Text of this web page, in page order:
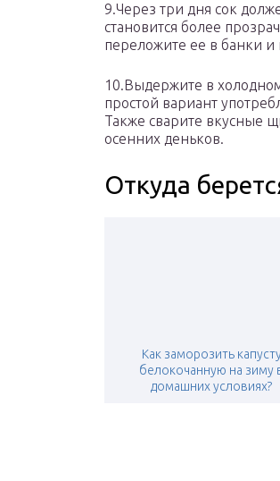
9.Через три дня сок
становится более
переложите ее в банки
10.Выдержите в
простой вариант
Также сварите вкусные
осенних деньков.
Откуда
Как заморозить
белокочанную на зиму
домашних условиях?